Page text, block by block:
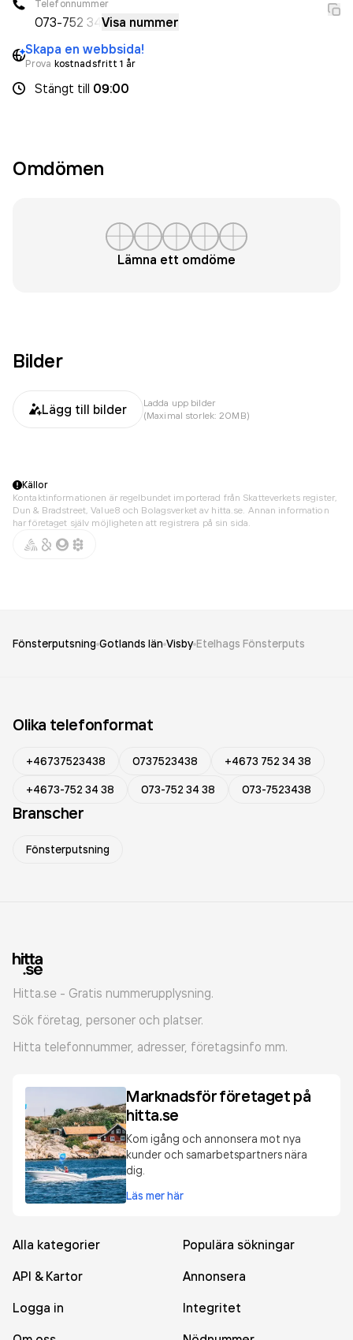
Telefonnummer
073-752 34 Visa nummer
Skapa en webbsida!
Prova kostnadsfritt 1 år
Stängt till 09:00
Omdömen
Lämna ett omdöme
Bilder
Lägg till bilder
Ladda upp bilder
(Maximal storlek: 20MB)
Källor
Kontaktinformationen är regelbundet importerad från Skatteverkets register,
Dun & Bradstreet, Value8 och Bolagsverket av hitta.se. Annan information
har företaget själv möjligheten att registrera på sin sida.
Fönsterputsning Gotlands län Visby Etelhags Fönsterputs
Olika telefonformat
+46737523438 0737523438
+4673 752 34 38
+4673-752 34 38
073-752 34 38 073-7523438
Branscher
Fönsterputsning
Hitta.se - Gratis nummerupplysning.
Sök företag, personer och platser.
Hitta telefonnummer, adresser, företagsinfo mm.
Marknadsför företaget på
hitta.se
Kom igång och annonsera mot nya
kunder och samarbetspartners nära
dig.
Läs mer här
Alla kategorier
Populära sökningar
API & Kartor
Annonsera
Logga in
Integritet